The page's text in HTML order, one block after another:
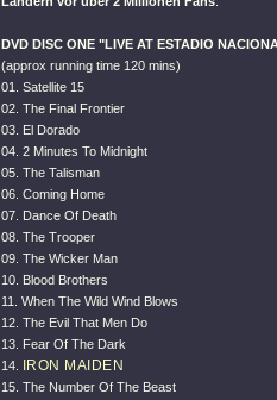
DVD DISC ONE "LIVE AT ESTADIO
(approx running time 120 mins)
01. Satellite 15
02. The Final Frontier
03. El Dorado
04. 2 Minutes To Midnight
05. The Talisman
06. Coming Home
07. Dance Of Death
08. The Trooper
09. The Wicker Man
10. Blood Brothers
11. When The Wild Wind Blows
12. The Evil That Men Do
13. Fear Of The Dark
14.
IRON MAIDEN
15. The Number Of The Beast